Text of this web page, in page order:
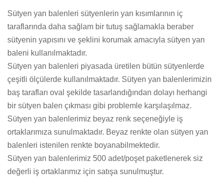
Sütyen yan balenleri sütyenlerin yan kısımlarının iç
taraflarında daha sağlam bir tutuş sağlamakla beraber
sütyenin yapısını ve şeklini korumak amacıyla sütyen yan
baleni kullanılmaktadır.
Sütyen yan balenleri piyasada üretilen bütün sütyenlerde
çeşitli ölçülerde kullanılmaktadır. Sütyen yan balenlerimizin
baş tarafları oval şekilde tasarlandığından dolayı herhangi
bir sütyen balen çıkması gibi problemle karşılaşılmaz.
Sütyen yan balenlerimiz beyaz renk seçeneğiyle iş
ortaklarımıza sunulmaktadır. Beyaz renkte olan sütyen yan
balenleri istenilen renkte boyanabilmektedir.
Sütyen yan balenlerimiz 500 adet/poşet paketlenerek siz
değerli iş ortaklarımız için satışa sunulmuştur.